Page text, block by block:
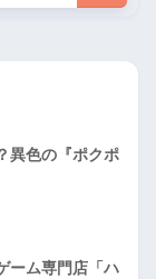
異色の『ポクポ
ーム専門店「ハ